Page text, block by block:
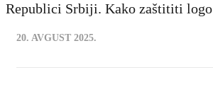
Republici Srbiji. Kako zaštititi logo
20. AVGUST 2025.